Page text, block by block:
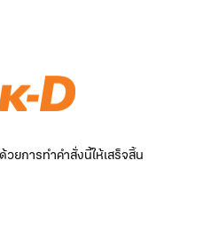
ยการทำคำสั่งนี้ให้เสร็จสิ้น